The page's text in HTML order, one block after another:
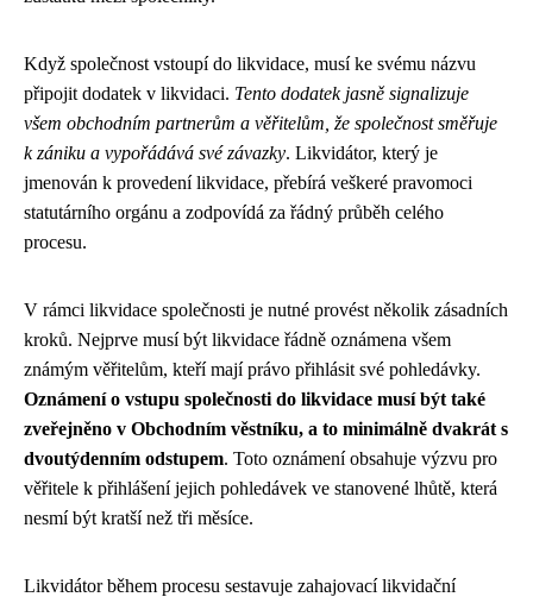
Když společnost vstoupí do likvidace, musí ke svému názvu
připojit dodatek v likvidaci. Tento dodatek jasně signalizuje
všem obchodním partnerům a věřitelům, že společnost směřuje
k zániku a vypořádává své závazky. Likvidátor, který je
jmenován k provedení likvidace, přebírá veškeré pravomoci
statutárního orgánu a zodpovídá za řádný průběh celého
procesu.
V rámci likvidace společnosti je nutné provést několik zásadních
kroků. Nejprve musí být likvidace řádně oznámena všem
známým věřitelům, kteří mají právo přihlásit své pohledávky.
Oznámení o vstupu společnosti do likvidace musí být také
zveřejněno v Obchodním věstníku, a to minimálně dvakrát s
dvoutýdenním odstupem. Toto oznámení obsahuje výzvu pro
věřitele k přihlášení jejich pohledávek ve stanovené lhůtě, která
nesmí být kratší než tři měsíce.
Likvidátor během procesu sestavuje zahajovací likvidační